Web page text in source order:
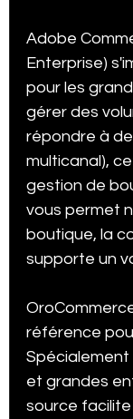
Adobe
Enterprise)
pour les
gérer des
répondre à
multicanal),
gestion de
vous permet
boutique, la
supporte un
référence
et grandes
source